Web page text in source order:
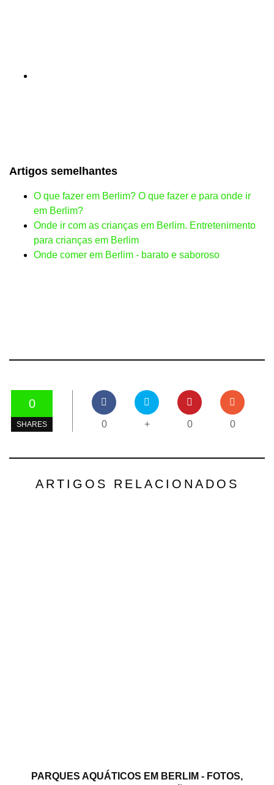
Artigos semelhantes
O que fazer em Berlim? O que fazer e para onde ir
em Berlim?
Onde ir com as crianças em Berlim. Entretenimento
para crianças em Berlim
Onde comer em Berlim - barato e saboroso
0
SHARES 0 + 0 0
ARTIGOS RELACIONADOS
PARQUES AQUÁTICOS EM BERLIM - FOTOS,